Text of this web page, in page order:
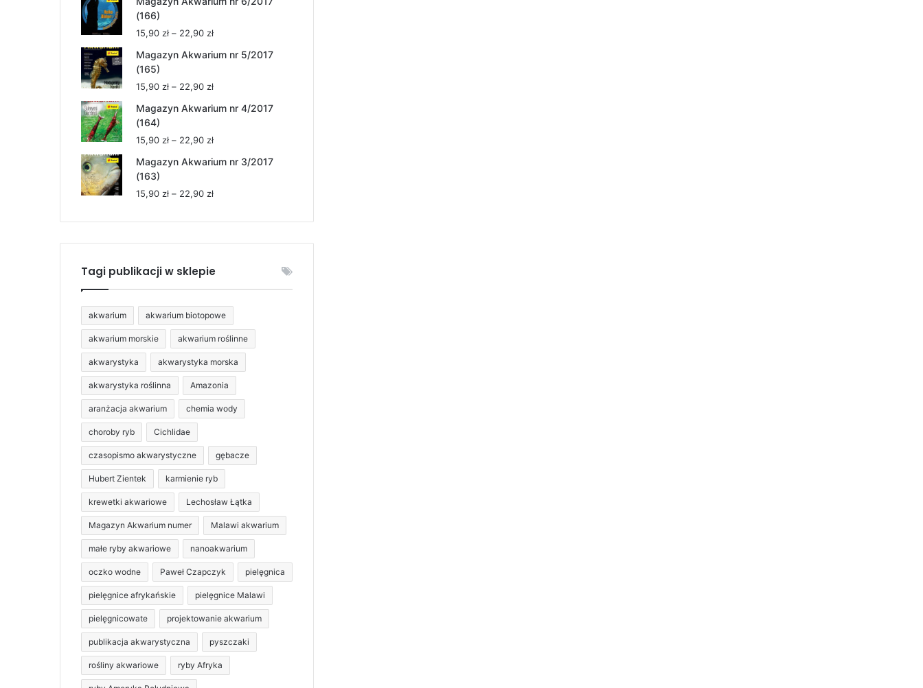
od
do
22,90 zł
(166)
15,90 zł – 22,90 złZakres
od
do
22,90 zł
Magazyn Akwarium nr 5/2017
(165)
15,90 zł – 22,90 złZakres
od
do
22,90 zł
Magazyn Akwarium nr 4/2017
(164)
15,90 zł – 22,90 złZakres
od
do
Magazyn Akwarium nr 3/2017
(163)
15,90 zł – 22,90 złZakres
od
Tagi publikacji w sklepie
akwarium akwarium biotopowe
akwarium morskie akwarium roślinne
akwarystyka akwarystyka morska
akwarystyka roślinna Amazonia
aranżacja akwarium chemia wody
choroby ryb Cichlidae
czasopismo akwarystyczne gębacze
Hubert Zientek karmienie ryb
krewetki akwariowe Lechosław Łątka
Magazyn Akwarium numer Malawi akwarium
małe ryby akwariowe nanoakwarium
oczko wodne Paweł Czapczyk pielęgnica
pielęgnice afrykańskie pielęgnice Malawi
pielęgnicowate projektowanie akwarium
publikacja akwarystyczna pyszczaki
rośliny akwariowe ryby Afryka